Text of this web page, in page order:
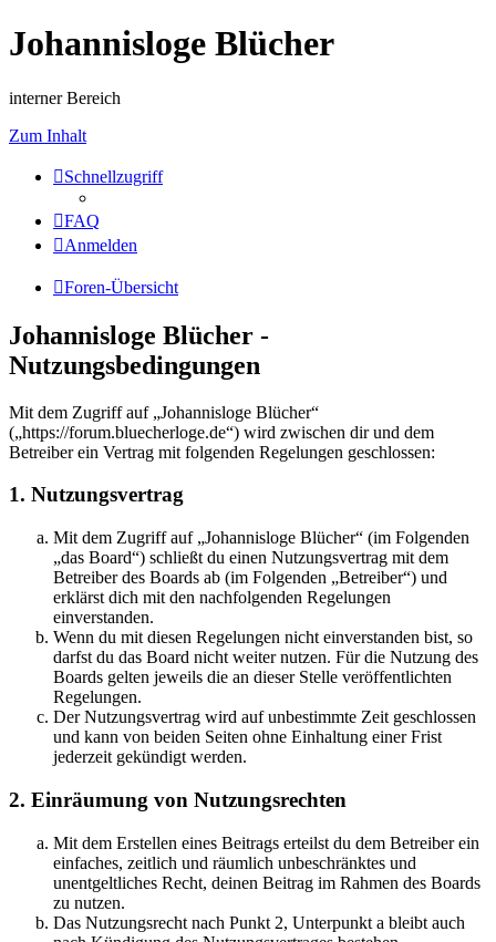
Johannisloge Blücher
interner Bereich
Zum Inhalt
Schnellzugriff
FAQ
Anmelden
Foren-Übersicht
Johannisloge Blücher -
Nutzungsbedingungen
Mit dem Zugriff auf „Johannisloge Blücher“
(„https://forum.bluecherloge.de“) wird zwischen dir und dem
Betreiber ein Vertrag mit folgenden Regelungen geschlossen:
1. Nutzungsvertrag
Mit dem Zugriff auf „Johannisloge Blücher“ (im Folgenden
„das Board“) schließt du einen Nutzungsvertrag mit dem
Betreiber des Boards ab (im Folgenden „Betreiber“) und
erklärst dich mit den nachfolgenden Regelungen
einverstanden.
Wenn du mit diesen Regelungen nicht einverstanden bist, so
darfst du das Board nicht weiter nutzen. Für die Nutzung des
Boards gelten jeweils die an dieser Stelle veröffentlichten
Regelungen.
Der Nutzungsvertrag wird auf unbestimmte Zeit geschlossen
und kann von beiden Seiten ohne Einhaltung einer Frist
jederzeit gekündigt werden.
2. Einräumung von Nutzungsrechten
Mit dem Erstellen eines Beitrags erteilst du dem Betreiber ein
einfaches, zeitlich und räumlich unbeschränktes und
unentgeltliches Recht, deinen Beitrag im Rahmen des Boards
zu nutzen.
Das Nutzungsrecht nach Punkt 2, Unterpunkt a bleibt auch